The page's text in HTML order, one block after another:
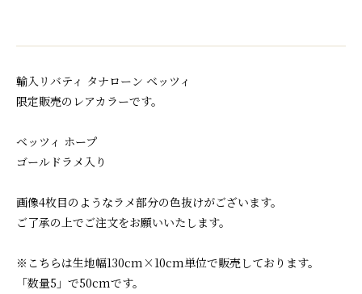
輸入リバティ タナローン ベッツィ
限定販売のレアカラーです。
ベッツィ ホープ
ゴールドラメ入り
画像4枚目のようなラメ部分の色抜けがございます。
ご了承の上でご注文をお願いいたします。
※こちらは生地幅130cm×10cm単位で販売しております。
「数量5」で50cmです。